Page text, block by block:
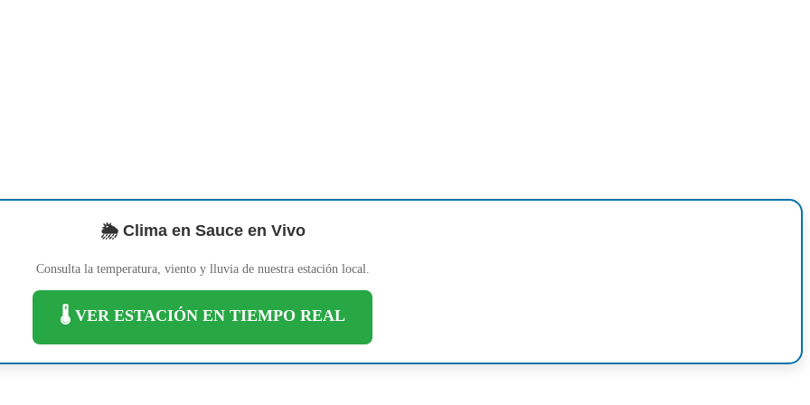
🌦️ Clima en Sauce en Vivo
Consulta la temperatura, viento y lluvia de nuestra estación local.
🌡️ VER ESTACIÓN EN TIEMPO REAL